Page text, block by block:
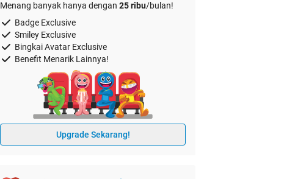
Menang banyak hanya dengan 25 ribu/bulan!
Badge Exclusive
Smiley Exclusive
Bingkai Avatar Exclusive
Benefit Menarik Lainnya!
Upgrade Sekarang!